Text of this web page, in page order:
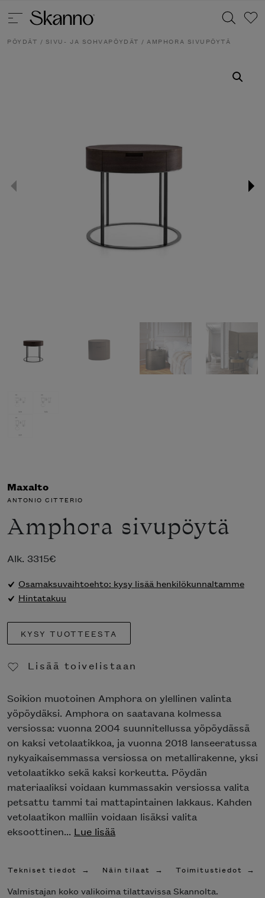
PÖYDÄT / SIVU- JA SOHVAPÖYDÄT / AMPHORA SIVUPÖYTÄ
Maxalto
ANTONIO CITTERIO
Amphora sivupöytä
Alk. 3315€
Osamaksuvaihtoehto: kysy lisää henkilökunnaltamme
Hintatakuu
KYSY TUOTTEESTA
Lisää toivelistaan
Soikion muotoinen Amphora on ylellinen valinta
yöpöydäksi. Amphora on saatavana kolmessa
versiossa: vuonna 2004 suunnitellussa yöpöydässä
on kaksi vetolaatikkoa, ja vuonna 2018 lanseeratussa
nykyaikaisemmassa versiossa on metallirakenne, yksi
vetolaatikko sekä kaksi korkeutta. Pöydän
materiaaliksi voidaan kummassakin versiossa valita
petsattu tammi tai mattapintainen lakkaus. Kahden
vetolaatikon malliin voidaan lisäksi valita
eksoottinen... Lue lisää
Tekniset tiedot Näin tilaat Toimitustiedot
Valmistajan koko valikoima tilattavissa Skannolta.